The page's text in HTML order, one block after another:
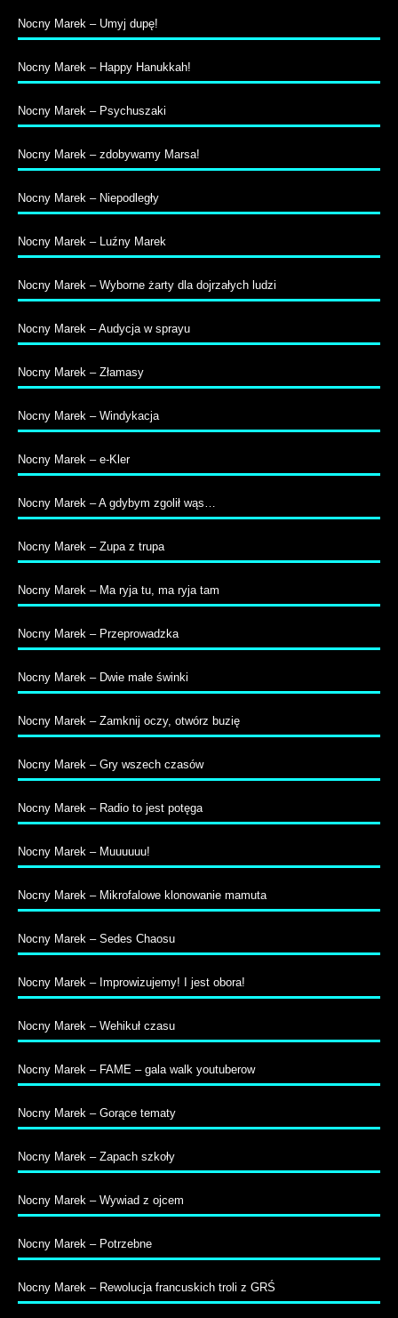
Nocny Marek – Umyj dupę!
Nocny Marek – Happy Hanukkah!
Nocny Marek – Psychuszaki
Nocny Marek – zdobywamy Marsa!
Nocny Marek – Niepodległy
Nocny Marek – Luźny Marek
Nocny Marek – Wyborne żarty dla dojrzałych ludzi
Nocny Marek – Audycja w sprayu
Nocny Marek – Złamasy
Nocny Marek – Windykacja
Nocny Marek – e-Kler
Nocny Marek – A gdybym zgolił wąs…
Nocny Marek – Zupa z trupa
Nocny Marek – Ma ryja tu, ma ryja tam
Nocny Marek – Przeprowadzka
Nocny Marek – Dwie małe świnki
Nocny Marek – Zamknij oczy, otwórz buzię
Nocny Marek – Gry wszech czasów
Nocny Marek – Radio to jest potęga
Nocny Marek – Muuuuuu!
Nocny Marek – Mikrofalowe klonowanie mamuta
Nocny Marek – Sedes Chaosu
Nocny Marek – Improwizujemy! I jest obora!
Nocny Marek – Wehikuł czasu
Nocny Marek – FAME – gala walk youtuberow
Nocny Marek – Gorące tematy
Nocny Marek – Zapach szkoły
Nocny Marek – Wywiad z ojcem
Nocny Marek – Potrzebne
Nocny Marek – Rewolucja francuskich troli z GRŚ